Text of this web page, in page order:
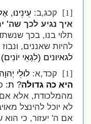
[1] קכג,ב:עֵינֵינוּ,
איך נגיע לכך שה'
תלוי בנו, בכך
להיות שאננים, ונבוז
לגאיונים (לִגְאֵי יוֹנִים)
[1] קכד,א:לוּלֵי
היא כה גדולה? ת:
מהמלכודת, אלא אם
לא יוכל להינצל
אם ה' יעזור, כי הוא